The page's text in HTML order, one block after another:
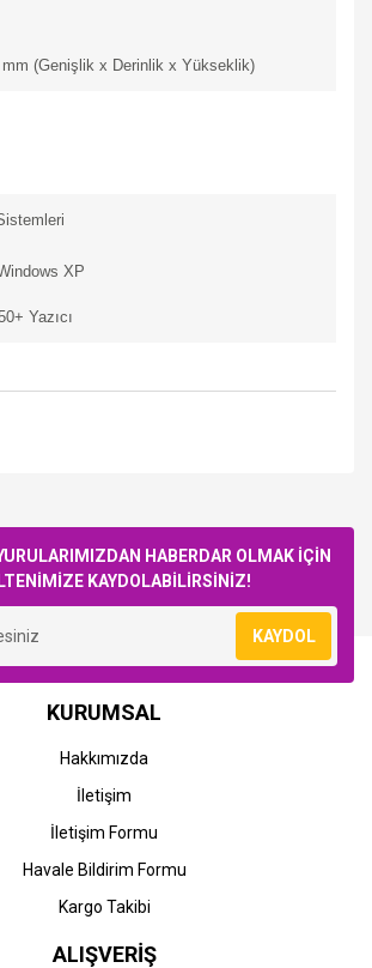
(Genişlik x Derinlik x Yükseklik)
XP
Yazıcı
Yorum Yaz
N2050/C13S051070
4.119,54 TL
HABERDAR OLMAK İÇİN
KAYDOLABİLİRSİNİZ!
KAYDOL
KURUMSAL
Hakkımızda
İletişim
İletişim Formu
Havale Bildirim Formu
Kargo Takibi
ALIŞVERİŞ